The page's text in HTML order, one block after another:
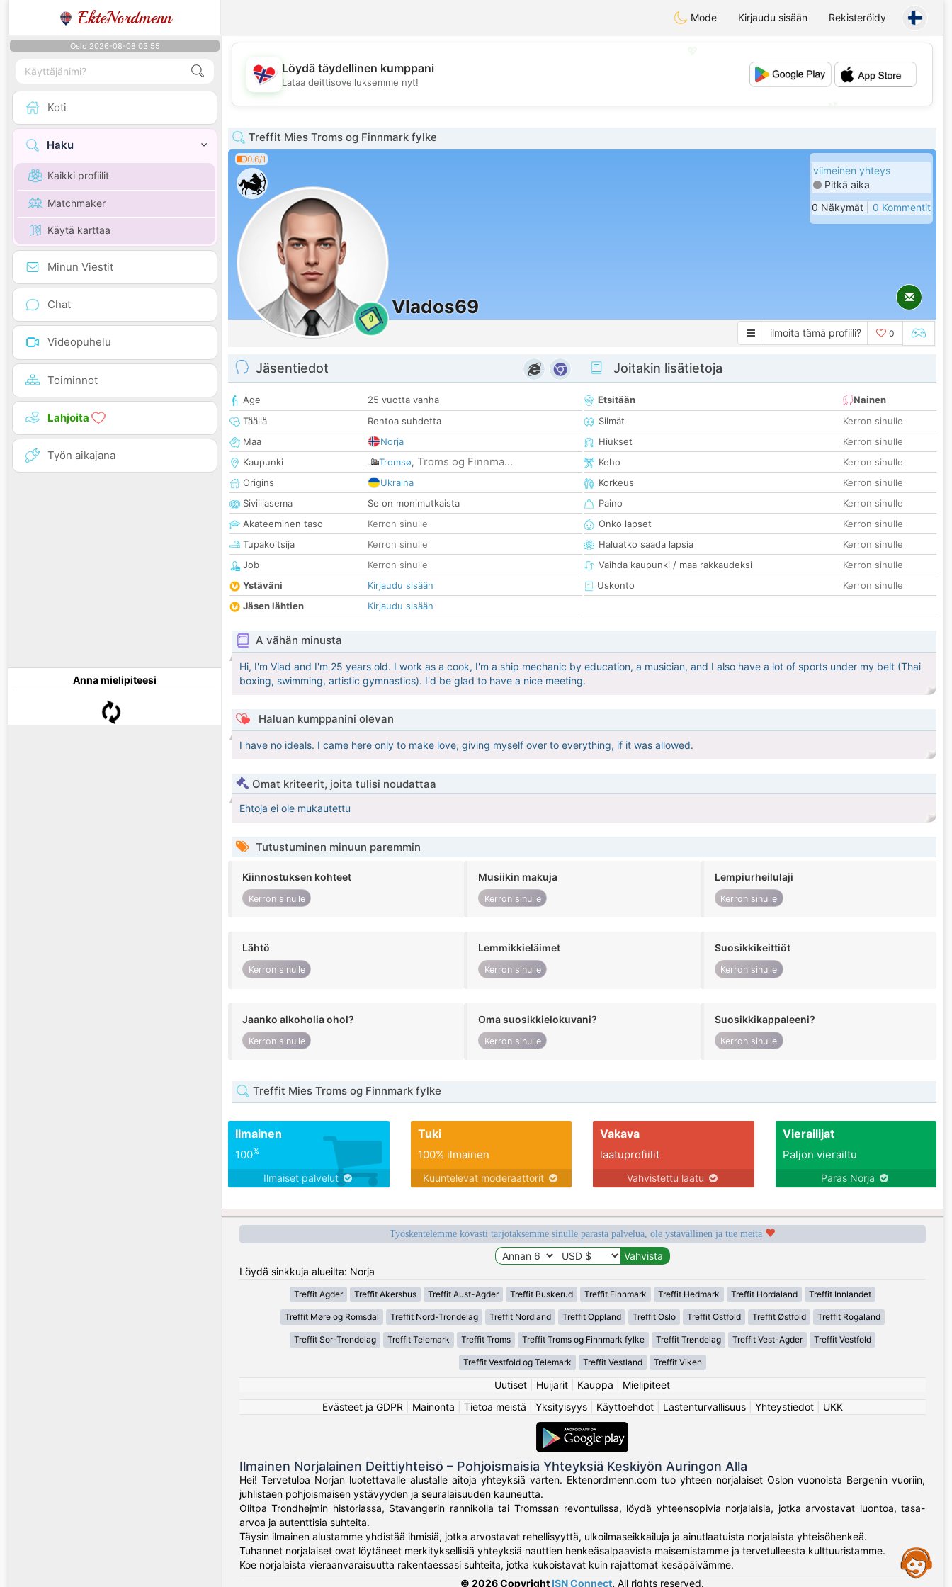
EkteNordmenn Mode Kirjaudu sisään Rekisteröidy
Oslo 2026-08-08 03:55
Koti
Haku
Kaikki profiilit
Matchmaker
Käytä karttaa
Minun Viestit
Chat
Videopuhelu
Toiminnot
Lahjoita
Työn aikajana
Anna mielipiteesi
💕
Löydä täydellinen kumppani
Lataa deittisovelluksemme nyt!
Treffit Mies Troms og Finnmark fylke
0.6/1
0
Vlados69
viimeinen yhteys
Pitkä aika
0 Näkymät | 0 Kommentit
ilmoita tämä profiili? 0
Jäsentiedot
Age
25 vuotta vanha
Täällä
Rentoa suhdetta
Maa
Norja
Kaupunki
Tromsø, Troms og Finnma...
Origins
Ukraina
Siviiliasema
Se on monimutkaista
Akateeminen taso
Kerron sinulle
Tupakoitsija
Kerron sinulle
Job
Kerron sinulle
Ystäväni
Kirjaudu sisään
Jäsen lähtien
Kirjaudu sisään
Joitakin lisätietoja
Etsitään
Nainen
Silmät
Kerron sinulle
Hiukset
Kerron sinulle
Keho
Kerron sinulle
Korkeus
Kerron sinulle
Paino
Kerron sinulle
Onko lapset
Kerron sinulle
Haluatko saada lapsia
Kerron sinulle
Vaihda kaupunki / maa rakkaudeksi
Kerron sinulle
Uskonto
Kerron sinulle
A vähän minusta
Hi, I'm Vlad and I'm 25 years old. I work as a cook, I'm a ship mechanic by education, a musician, and I also have a lot of sports under my belt (Thai
boxing, swimming, artistic gymnastics). I'd be glad to have a nice meeting.
Haluan kumppanini olevan
I have no ideals. I came here only to make love, giving myself over to everything, if it was allowed.
Omat kriteerit, joita tulisi noudattaa
Ehtoja ei ole mukautettu
Tutustuminen minuun paremmin
Kiinnostuksen kohteet
Kerron sinulle
Musiikin makuja
Kerron sinulle
Lempiurheilulaji
Kerron sinulle
Lähtö
Kerron sinulle
Lemmikkieläimet
Kerron sinulle
Suosikkikeittiöt
Kerron sinulle
Jaanko alkoholia ohol?
Kerron sinulle
Oma suosikkielokuvani?
Kerron sinulle
Suosikkikappaleeni?
Kerron sinulle
Treffit Mies Troms og Finnmark fylke
Ilmainen
100%
Ilmaiset palvelut
Tuki
100% ilmainen
Kuuntelevat moderaattorit
Vakava
laatuprofiilit
Vahvistettu laatu
Vierailijat
Paljon vierailtu
Paras Norja
Työskentelemme kovasti tarjotaksemme sinulle parasta palvelua, ole ystävällinen ja tue meitä
Löydä sinkkuja alueilta: Norja
Treffit Agder Treffit Akershus Treffit Aust-Agder Treffit Buskerud Treffit Finnmark Treffit Hedmark Treffit Hordaland Treffit Innlandet
Treffit Møre og Romsdal Treffit Nord-Trondelag Treffit Nordland Treffit Oppland Treffit Oslo Treffit Ostfold Treffit Østfold Treffit Rogaland
Treffit Sor-Trondelag Treffit Telemark Treffit Troms Treffit Troms og Finnmark fylke Treffit Trøndelag Treffit Vest-Agder Treffit Vestfold
Treffit Vestfold og Telemark Treffit Vestland Treffit Viken
Uutiset Huijarit Kauppa
Mielipiteet
Evästeet ja GDPR
Mainonta Tietoa meistä Yksityisyys| Käyttöehdot| Lastenturvallisuus| Yhteystiedot| UKK
Ilmainen Norjalainen Deittiyhteisö – Pohjoismaisia Yhteyksiä Keskiyön Auringon Alla
Hei! Tervetuloa Norjan luotettavalle alustalle aitoja yhteyksiä varten. Ektenordmenn.com tuo yhteen norjalaiset Oslon vuonoista Bergenin vuoriin,
juhlistaen pohjoismaisen ystävyyden ja seuralaisuuden kauneutta.
Olitpa Trondhejmin historiassa, Stavangerin rannikolla tai Tromssan revontulissa, löydä yhteensopivia norjalaisia, jotka arvostavat luontoa, tasa-
arvoa ja autenttisia suhteita.
Täysin ilmainen alustamme yhdistää ihmisiä, jotka arvostavat rehellisyyttä, ulkoilmaseikkailuja ja ainutlaatuista norjalaista yhteisöhenkeä.
Tuhannet norjalaiset ovat löytäneet merkityksellisiä yhteyksiä nauttien henkeäsalpaavista maisemistamme ja tervetulleesta kulttuuristamme.
Koe norjalaista vieraanvaraisuutta rakentaessasi suhteita, jotka kukoistavat kuin rajattomat kesäpäivämme.
© 2026 Copyright ISN Connect. All rights reserved.
Assistance